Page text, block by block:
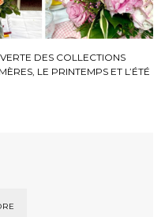
DES COLLECTIONS
LE PRINTEMPS ET L’ÉTÉ